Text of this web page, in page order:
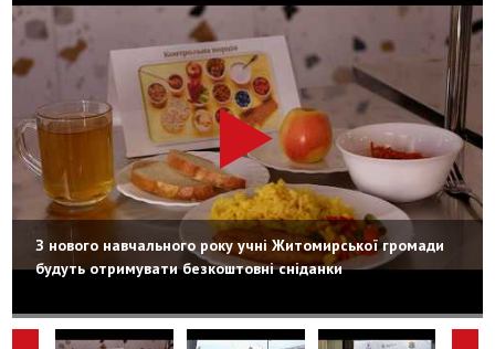
З нового навчального року учні Житомирської громади
будуть отримувати безкоштовні сніданки